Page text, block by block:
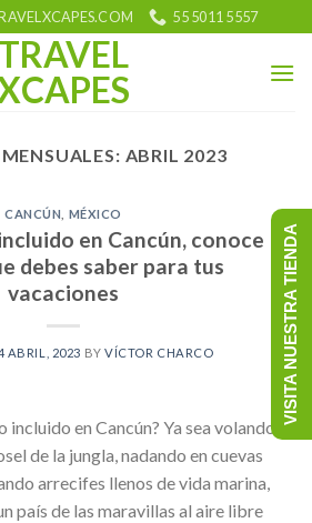
55 5011 5557
TRAVEL
ABRIL 2023
CANCÚN MÉXICO
en Cancún, conoce
debes saber para tus
vacaciones
ABRIL, 2023 BYVÍCTOR CHARCO
incluido en Cancún? Ya sea volando
de la jungla, nadando en cuevas
arrecifes llenos de vida marina,
país de las maravillas al aire libre
VISITA NUESTRA TIENDA